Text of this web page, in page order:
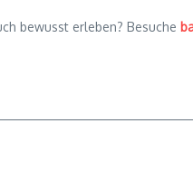
bewusst erleben? Besuche